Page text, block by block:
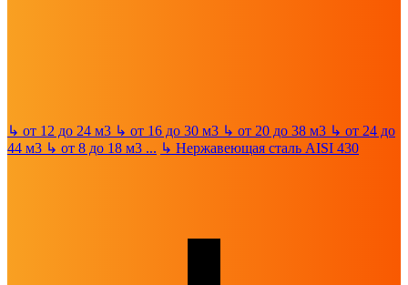
↳ от 12 до 24 м3 ↳ от 16 до 30 м3 ↳ от 20 до 38 м3 ↳ от 24 до
44 м3 ↳ от 8 до 18 м3 ... ↳ Нержавеющая сталь AISI 430